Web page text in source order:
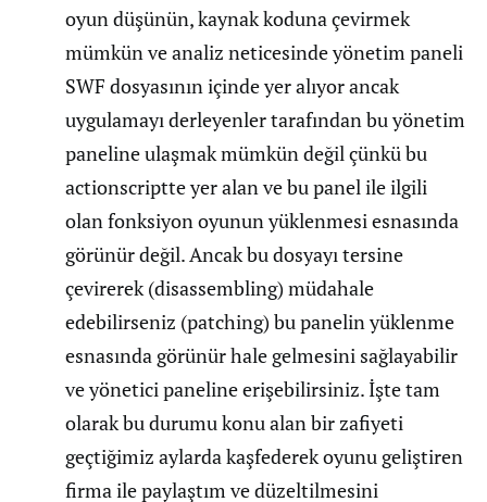
oyun düşünün, kaynak koduna çevirmek
mümkün ve analiz neticesinde yönetim paneli
SWF dosyasının içinde yer alıyor ancak
uygulamayı derleyenler tarafından bu yönetim
paneline ulaşmak mümkün değil çünkü bu
actionscriptte yer alan ve bu panel ile ilgili
olan fonksiyon oyunun yüklenmesi esnasında
görünür değil. Ancak bu dosyayı tersine
çevirerek (disassembling) müdahale
edebilirseniz (patching) bu panelin yüklenme
esnasında görünür hale gelmesini sağlayabilir
ve yönetici paneline erişebilirsiniz. İşte tam
olarak bu durumu konu alan bir zafiyeti
geçtiğimiz aylarda kaşfederek oyunu geliştiren
firma ile paylaştım ve düzeltilmesini